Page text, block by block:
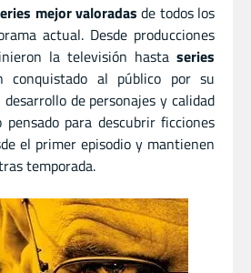
mejor valoradas de todos los
actual. Desde producciones
la televisión hasta series
conquistado al público por su
de personajes y calidad
pensado para descubrir ficciones
el primer episodio y mantienen
temporada.